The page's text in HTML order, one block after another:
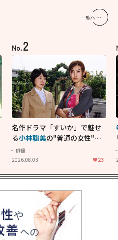
一覧へ
No.2
名作ドラマ「すいか」で魅せ
る小林聡美の"普通の女性"が
大人に刺さる...映画「かもめ
食堂」にも通じる静かな芝居
俳優
2026.08.03
23